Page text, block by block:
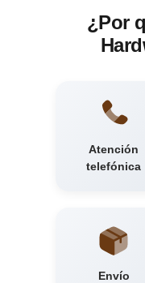
¿Por
Atención
telefónica
Envío